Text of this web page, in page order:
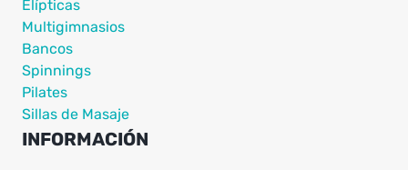
Elípticas
Multigimnasios
Bancos
Spinnings
Pilates
Sillas de Masaje
INFORMACIÓN